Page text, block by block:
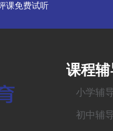
课免费试听
课程辅
小学辅
初中辅